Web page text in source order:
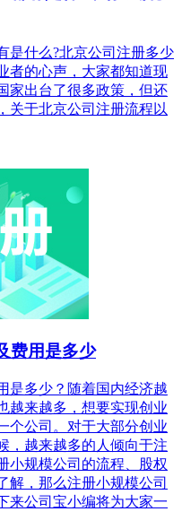
是什么?北京公司注册多少
者的心声，大家都知道现
家出台了很多政策，但还
关于北京公司注册流程以
费用是多少
是多少？随着国内经济越
越来越多，想要实现创业
个公司。对于大部分创业
，越来越多的人倾向于注
小规模公司的流程、股权
解，那么注册小规模公司
来公司宝小编将为大家一